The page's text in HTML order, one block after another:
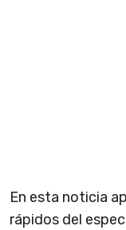
En esta noticia
rápidos del